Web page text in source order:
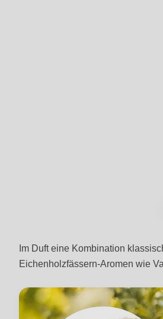
Im Duft eine Kombination
Eichenholzfässern-Aromen wie